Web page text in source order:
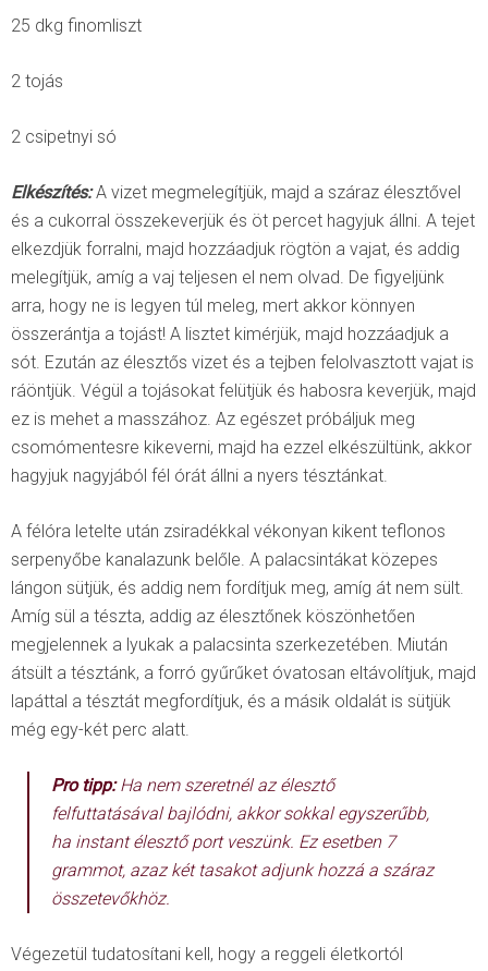
25 dkg finomliszt
2 tojás
2 csipetnyi só
Elkészítés:A vizet megmelegítjük, majd a száraz élesztővel
és a cukorral összekeverjük és öt percet hagyjuk állni. A tejet
elkezdjük forralni, majd hozzáadjuk rögtön a vajat, és addig
melegítjük, amíg a vaj teljesen el nem olvad. De figyeljünk
arra, hogy ne is legyen túl meleg, mert akkor könnyen
összerántja a tojást! A lisztet kimérjük, majd hozzáadjuk a
sót. Ezután az élesztős vizet és a tejben felolvasztott vajat is
ráöntjük. Végül a tojásokat felütjük és habosra keverjük, majd
ez is mehet a masszához. Az egészet próbáljuk meg
csomómentesre kikeverni, majd ha ezzel elkészültünk, akkor
hagyjuk nagyjából fél órát állni a nyers tésztánkat.
A félóra letelte után zsiradékkal vékonyan kikent teflonos
serpenyőbe kanalazunk belőle. A palacsintákat közepes
lángon sütjük, és addig nem fordítjuk meg, amíg át nem sült.
Amíg sül a tészta, addig az élesztőnek köszönhetően
megjelennek a lyukak a palacsinta szerkezetében. Miután
átsült a tésztánk, a forró gyűrűket óvatosan eltávolítjuk, majd
lapáttal a tésztát megfordítjuk, és a másik oldalát is sütjük
még egy-két perc alatt.
Pro tipp:Ha nem szeretnél az élesztő
felfuttatásával bajlódni, akkor sokkal egyszerűbb,
ha instant élesztő port veszünk. Ez esetben 7
grammot, azaz két tasakot adjunk hozzá a száraz
összetevőkhöz.
Végezetül tudatosítani kell, hogy a reggeli életkortól